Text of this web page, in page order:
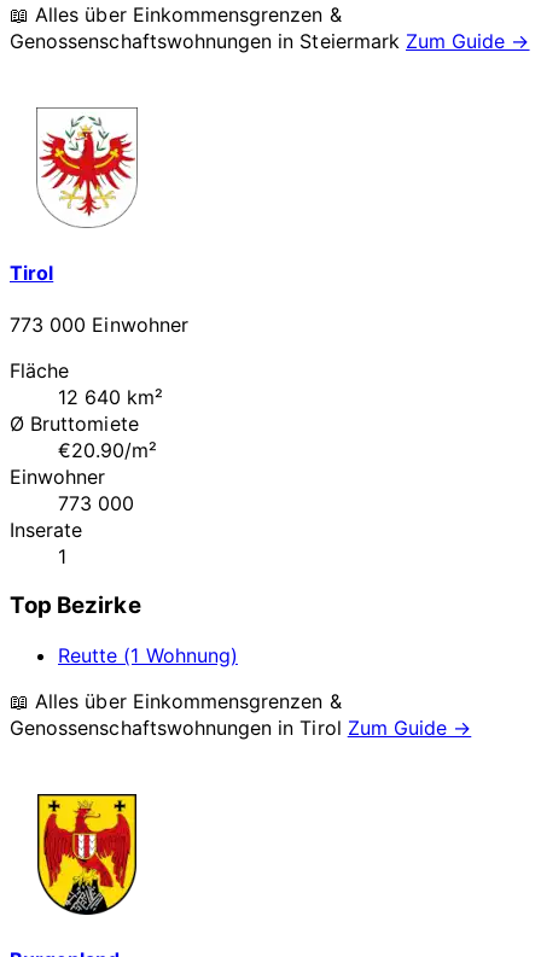
📖 Alles über Einkommensgrenzen &
Genossenschaftswohnungen in Steiermark Zum Guide →
Tirol
773 000 Einwohner
Fläche
12 640 km²
Ø Bruttomiete
€20.90/m²
Einwohner
773 000
Inserate
1
Top Bezirke
Reutte (1 Wohnung)
📖 Alles über Einkommensgrenzen &
Genossenschaftswohnungen inTirol Zum Guide →